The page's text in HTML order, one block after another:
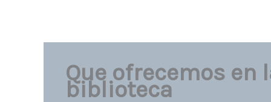
Que ofrecemos en
biblioteca